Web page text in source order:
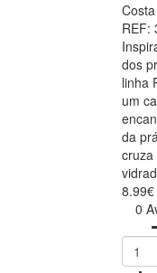
REF:
dos
linha
um
da
cruza
8.99€
0